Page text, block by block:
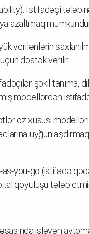
İstifadəçi
azaltmaq
verilənlərin
dəstək verilir.
şəkil tanıma,
modellərdən
öz xüsusi
uyğunlaşdırmaq
you-go (istifadə
qoyuluşu tələb
işləyən